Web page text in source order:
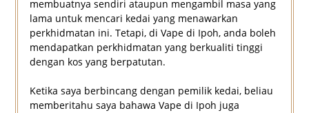
membuatnya sendiri ataupun mengambil masa yang
lama untuk mencari kedai yang menawarkan
perkhidmatan ini. Tetapi, di Vape di Ipoh, anda boleh
mendapatkan perkhidmatan yang berkualiti tinggi
dengan kos yang berpatutan.
Ketika saya berbincang dengan pemilik kedai, beliau
memberitahu saya bahawa Vape di Ipoh juga